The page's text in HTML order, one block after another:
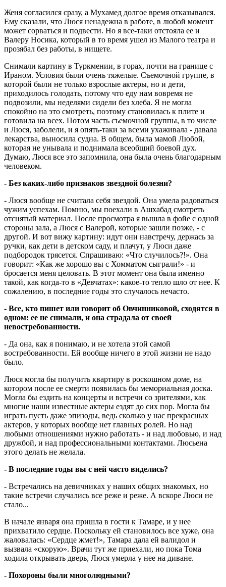
Женя согласился сразу, а Мухамед долгое время отказывался.
Ему сказали, что Люся ненадежна в работе, в любой момент
может сорваться и подвести. Но я все-таки отстояла ее и
Валеру Носика, который в то время ушел из Малого театра и
прозябал без работы, в нищете.
Снимали картину в Туркмении, в горах, почти на границе с
Ираном. Условия были очень тяжелые. Съемочной группе, в
которой были не только взрослые актеры, но и дети,
приходилось голодать, потому что еду нам вовремя не
подвозили, мы неделями сидели без хлеба. Я не могла
спокойно на это смотреть, поэтому становилась к плите и
готовила на всех. Потом часть съемочной группы, в то числе
и Люся, заболели, и я опять-таки за всеми ухаживала - давала
лекарства, выносила судна. В общем, была мамой Любой,
которая не унывала и поднимала всеобщий боевой дух.
Думаю, Люся все это запомнила, она была очень благодарным
человеком.
- Без каких-либо признаков звездной болезни?
- Люся вообще не считала себя звездой. Она умела радоваться
чужим успехам. Помню, мы поехали в Ашхабад смотреть
отснятый материал. После просмотра я вышла в фойе с одной
стороны зала, а Люся с Валерой, которые зашли позже, - с
другой. И вот вижу картину: идут они навстречу, держась за
ручки, как дети в детском саду, и плачут, у Люси даже
подбородок трясется. Спрашиваю: «Что случилось?!». Она
говорит: «Как же хорошо вы с Хомматом сыграли!» - и
бросается меня целовать. В этот момент она была именно
такой, как когда-то в «Девчатах»: какое-то тепло шло от нее. К
сожалению, в последние годы это случалось нечасто.
- Все, кто пишет или говорит об Овчинниковой, сходятся в
одном: ее не снимали, и она страдала от своей
невостребованности.
- Да она, как я понимаю, и не хотела этой самой
востребованности. Ей вообще ничего в этой жизни не надо
было.
Люся могла бы получить квартиру в роскошном доме, на
котором после ее смерти появилась бы мемориальная доска.
Могла бы ездить на концерты и встречи со зрителями, как
многие наши известные актеры ездят до сих пор. Могла бы
играть пусть даже эпизоды, ведь сколько у нас прекрасных
актеров, у которых вообще нет главных ролей. Но над
любыми отношениями нужно работать - и над любовью, и над
дружбой, и над профессиональными контактами. Люсьена
этого делать не желала.
- В последние годы вы с ней часто виделись?
- Встречались на девичниках у наших общих знакомых, но
такие встречи случались все реже и реже. А вскоре Люси не
стало...
В начале января она пришла в гости к Тамаре, и у нее
прихватило сердце. Поскольку ей становилось все хуже, она
жаловалась: «Сердце жмет!», Тамара дала ей валидол и
вызвала «скорую». Врачи тут же приехали, но пока Тома
ходила открывать дверь, Люся умерла у нее на диване.
- Похороны были многолюдными?